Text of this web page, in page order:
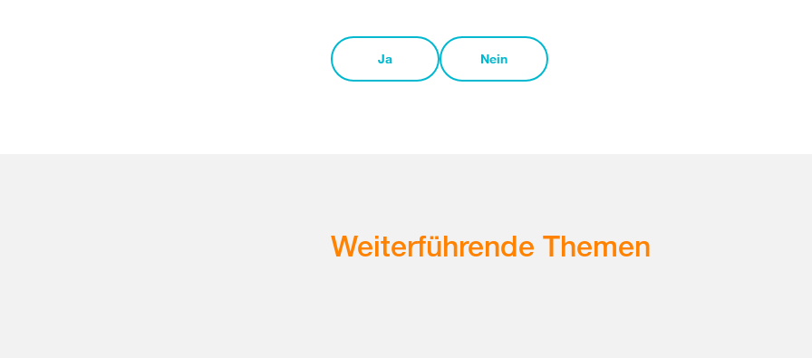
Ja Nein
Weiterführende Themen